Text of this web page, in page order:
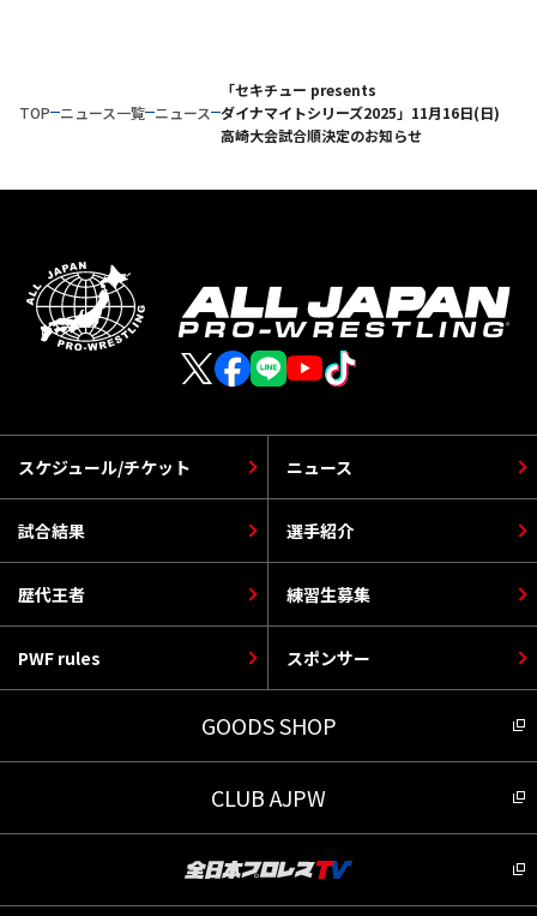
TOP ニュース一覧 ニュース
「セキチュー presents
ダイナマイトシリーズ2025」11月16日(日)
高崎大会試合順決定のお知らせ
スケジュール/チケット
選手紹介
PWF rules
ニュース
歴代王者
スポンサー
試合結果
練習生募集
GOODS SHOP
CLUB AJPW